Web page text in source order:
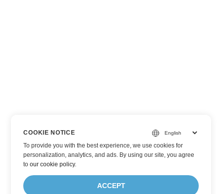
COOKIE NOTICE
To provide you with the best experience, we use cookies for
personalization, analytics, and ads. By using our site, you agree
toour cookie policy.
ACCEPT